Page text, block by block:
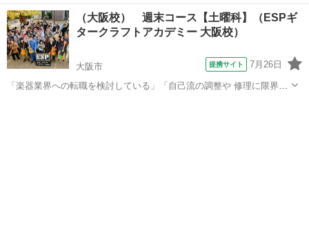
ド、フレーズ、理論が学べます。 スタンダードな曲を題材にしてアド
リブ、コードバッキング、アレンジなどを学んでいきます。 ギターだ
けでなく、アドリブ...
大阪 大阪市 天王寺駅 ギター
（大阪校） 週末コース【土曜科】（ESPギ
タークラフトアカデミー 大阪校）
大阪市 提携サイト 7月26日
「楽器業界への転職を検討している」「自己流の調整や 修理に限界を